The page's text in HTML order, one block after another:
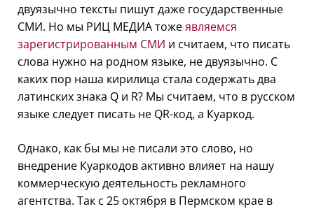
двуязычно тексты пишут даже государственные
СМИ. Но мы РИЦ МЕДИА тожеявляемся
зарегистрированным СМИ и считаем, что писать
слова нужно на родном языке, не двуязычно. С
каких пор наша кирилица стала содержать два
латинских знака Q и R? Мы считаем, что в русском
языке следует писать не QR-код, а Куаркод.
Однако, как бы мы не писали это слово, но
внедрение Куаркодов активно влияет на нашу
коммерческую деятельность рекламного
агентства. Так с 25 октября в Пермском крае в